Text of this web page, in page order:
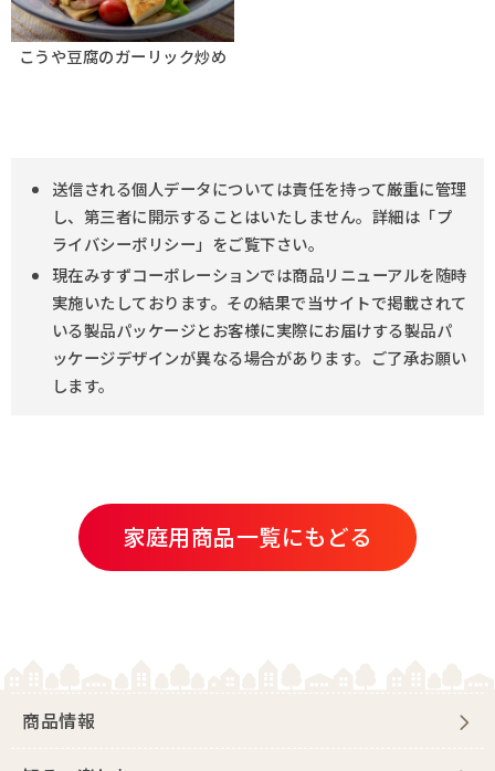
こうや豆腐のガーリック炒め
送信される個人データについては責任を持って厳重に管理
し、第三者に開示することはいたしません。詳細は「プ
ライバシーポリシー」をご覧下さい。
現在みすずコーポレーションでは商品リニューアルを随時
実施いたしております。その結果で当サイトで掲載されて
いる製品パッケージとお客様に実際にお届けする製品パ
ッケージデザインが異なる場合があります。ご了承お願い
します。
家庭用商品一覧にもどる
商品情報